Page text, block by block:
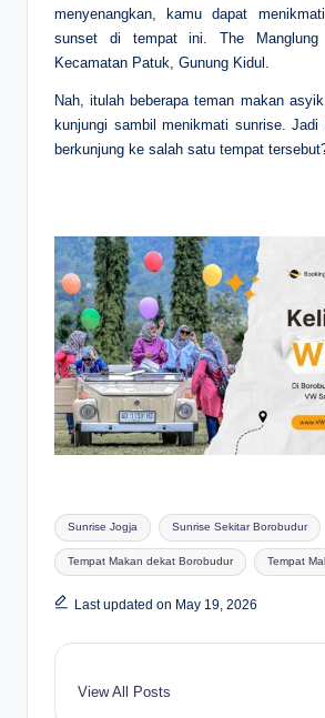
menyenangkan, kamu dapat
sunset di tempat ini. The
Kecamatan Patuk, Gunung Kidul.
Nah, itulah beberapa teman makan
kunjungi sambil menikmati sunrise.
berkunjung ke salah satu tempat
Tags:
Sunrise Jogja Sunrise Sekitar Borobudur
Tempat Makan dekat Borobudur Tempat
Last updated on May 19, 2026
View All Posts